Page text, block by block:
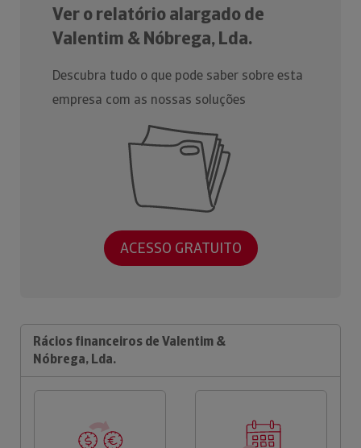
Ver o relatório alargado de
Valentim & Nóbrega, Lda.
Descubra tudo o que pode saber sobre esta
empresa com as nossas soluções
ACESSO GRATUITO
Rácios financeiros de Valentim &
Nóbrega, Lda.